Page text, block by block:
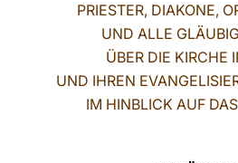
PRIESTER, DIAKONE,
UND ALLE
ÜBER DIE KIRCHE
UND IHREN
IM HINBLICK AUF